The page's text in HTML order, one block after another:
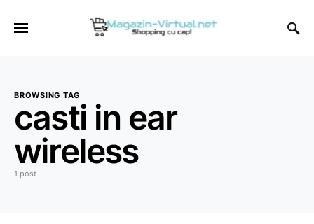
BROWSING TAG
casti in ear
wireless
1 post